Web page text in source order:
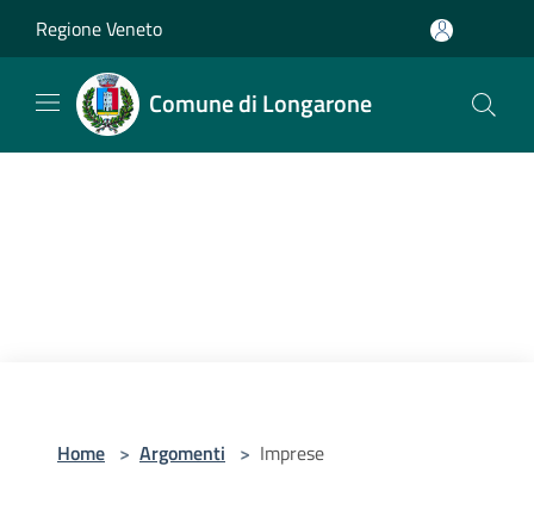
Regione Veneto
Comune di Longarone
Home > Argomenti > Imprese